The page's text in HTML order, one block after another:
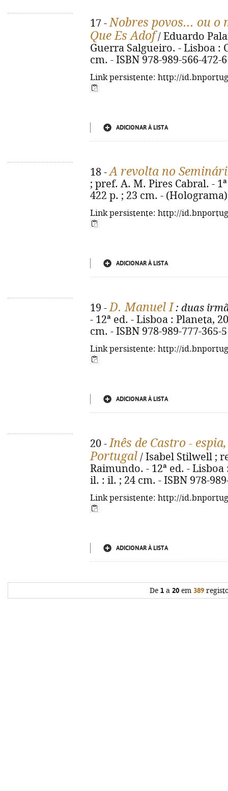
17 -Nobres povos... ou o
Que Es Adof/ Eduardo
Guerra Salgueiro. - Lisboa :
cm. - ISBN 978-989-566-472-6
Link persistente: http://
ADICIONAR À LISTA
18 -A revolta no
; pref. A. M. Pires Cabral. -
422 p. ; 23 cm. -
Link persistente: http://
ADICIONAR À LISTA
19 -D. Manuel I : duas
- 12ª ed. - Lisboa : Planeta,
cm. - ISBN 978-989-777-365-5
Link persistente: http://
ADICIONAR À LISTA
20 -Inês de Castro -
Portugal / Isabel Stilwell ;
Raimundo. - 12ª ed. -
il. : il. ; 24 cm. - ISBN 978-
Link persistente: http://
ADICIONAR À LISTA
De 1 a 20 em 389